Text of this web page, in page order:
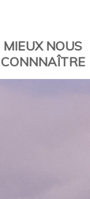
MIEUX NOUS
CONNNAÎTRE